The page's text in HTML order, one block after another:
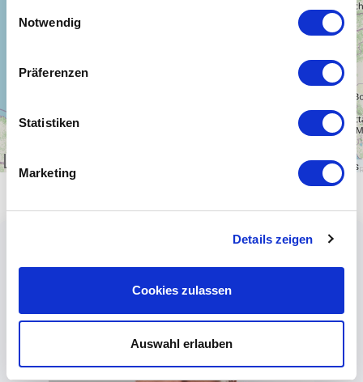
Notwendig
Präferenzen
Statistiken
Marketing
Details zeigen
Cookies zulassen
Auswahl erlauben
OpenStreetMapcontributors